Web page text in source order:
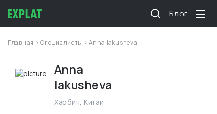
Блог
Главная >Специалисты > Anna Iakusheva
Anna
Iakusheva
Харбин, Китай